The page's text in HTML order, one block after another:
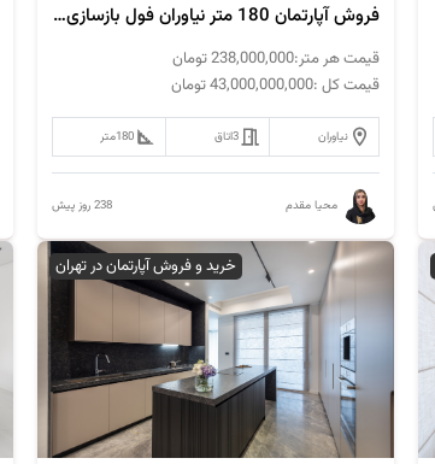
فروش‌ آپارتمان 180 متر نیاوران فول بازسازی مدرن
قیمت هر متر:238,000,000تومان
قیمت کل :43,000,000,000تومان
نیاوران 3اتاق 180متر
محیا مقدم 238 روز پیش
خرید و فروش آپارتمان در تهران